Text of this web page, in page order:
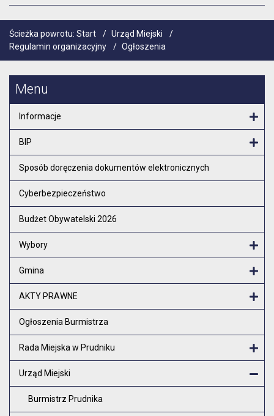
Ścieżka powrotu: Start / Urząd Miejski
/
Regulamin organizacyjny
/ Ogłoszenia
Menu
Informacje
BIP
Sposób doręczenia dokumentów elektronicznych
Cyberbezpieczeństwo
Budżet Obywatelski 2026
Wybory
Gmina
AKTY PRAWNE
Ogłoszenia Burmistrza
Rada Miejska w Prudniku
Urząd Miejski
Burmistrz Prudnika